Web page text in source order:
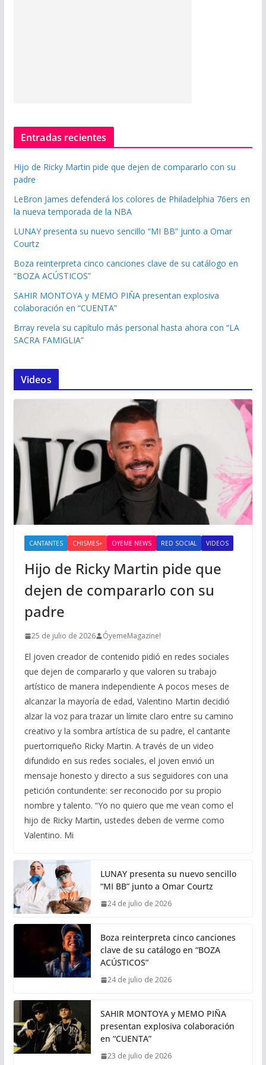
Entradas recientes
Hijo de Ricky Martin pide que dejen de compararlo con su
padre
LeBron James defenderá los colores de Philadelphia 76ers en
la nueva temporada de la NBA
LUNAY presenta su nuevo sencillo “MI BB” junto a Omar
Courtz
Boza reinterpreta cinco canciones clave de su catálogo en
“BOZA ACÚSTICOS”
SAHIR MONTOYA y MEMO PIÑA presentan explosiva
colaboración en “CUENTA”
Brray revela su capítulo más personal hasta ahora con “LA
SACRA FAMIGLIA”
Videos
CANTANTES CHISMES+ OYEME NEWS RED SOCIAL VIDEOS
Hijo de Ricky Martin pide que
dejen de compararlo con su
padre
25 de julio de 2026 ÓyemeMagazine!
El joven creador de contenido pidió en redes sociales
que dejen de compararlo y que valoren su trabajo
artístico de manera independiente A pocos meses de
alcanzar la mayoría de edad, Valentino Martin decidió
alzar la voz para trazar un límite claro entre su camino
creativo y la sombra artística de su padre, el cantante
puertorriqueño Ricky Martin. A través de un video
difundido en sus redes sociales, el joven envió un
mensaje honesto y directo a sus seguidores con una
petición contundente: ser reconocido por su propio
nombre y talento. “Yo no quiero que me vean como el
hijo de Ricky Martin, ustedes deben de verme como
Valentino. Mi
LUNAY presenta su nuevo sencillo
“MI BB” junto a Omar Courtz
24 de julio de 2026
Boza reinterpreta cinco canciones
clave de su catálogo en “BOZA
ACÚSTICOS”
24 de julio de 2026
SAHIR MONTOYA y MEMO PIÑA
presentan explosiva colaboración
en “CUENTA”
23 de julio de 2026